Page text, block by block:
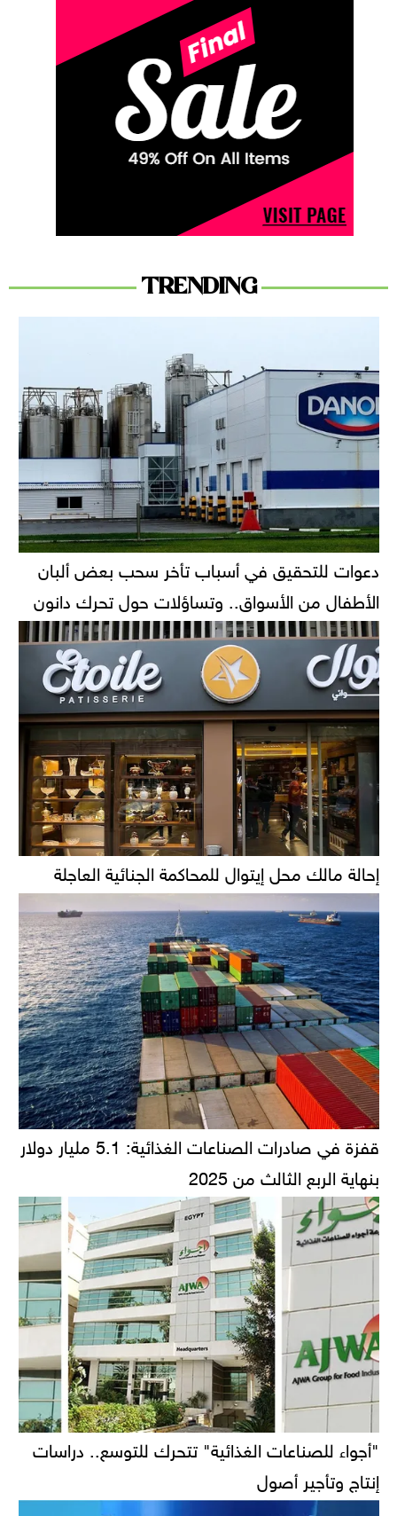
TRENDING
دعوات للتحقيق في أسباب تأخر سحب بعض ألبان
الأطفال من الأسواق.. وتساؤلات حول تحرك دانون
إحالة مالك محل إيتوال للمحاكمة الجنائية العاجلة
قفزة في صادرات الصناعات الغذائية: 5.1 مليار دولار
بنهاية الربع الثالث من 2025
"أجواء للصناعات الغذائية" تتحرك للتوسع.. دراسات
إنتاج وتأجير أصول